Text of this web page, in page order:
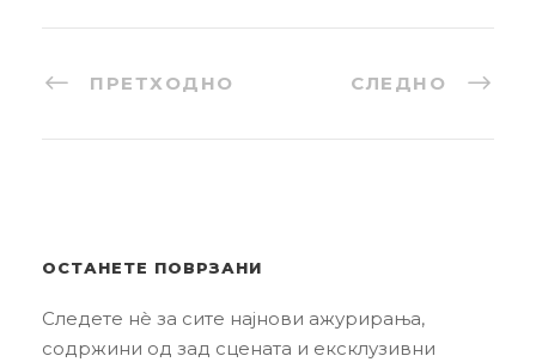
ПРЕТХОДНО СЛЕДНО
ОСТАНЕТЕ ПОВРЗАНИ
Следете нè за сите најнови ажурирања,
содржини од зад сцената и ексклузивни